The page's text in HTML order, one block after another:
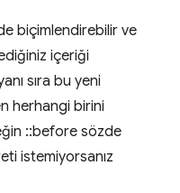
biçimlendirebilir ve
içeriği
sıra bu yeni
herhangi birini
::before sözde
istemiyorsanız